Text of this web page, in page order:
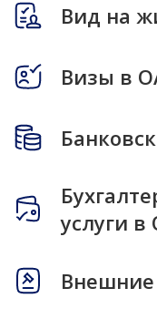
Вид на
Визы в
услуги в
Внешние